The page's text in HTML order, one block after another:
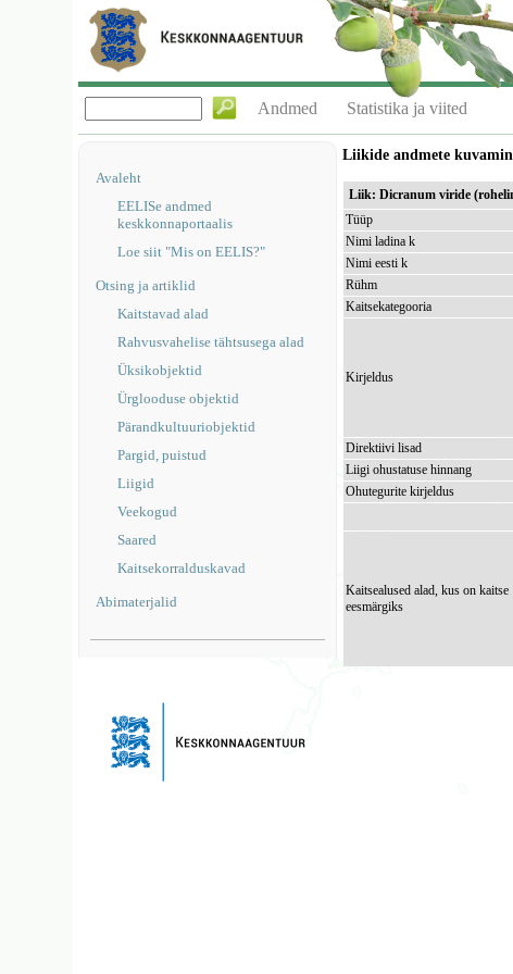
Andmed Statistika ja viited
Avaleht
EELISe andmed
keskkonnaportaalis
Loe siit "Mis on EELIS?"
Otsing ja artiklid
Kaitstavad alad
Rahvusvahelise tähtsusega alad
Üksikobjektid
Ürglooduse objektid
Pärandkultuuriobjektid
Pargid, puistud
Liigid
Veekogud
Saared
Kaitsekorralduskavad
Abimaterjalid
Liikide andmete
Liik: Dicranum viride
Tüüp
Nimi ladina k
Nimi eesti k
Rühm
Kaitsekategooria
Kirjeldus
Direktiivi lisad
Liigi ohustatuse hinnang
Ohutegurite kirjeldus
Kaitsealused alad, kus on kaitse
eesmärgiks